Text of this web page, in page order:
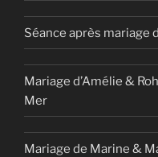
Séance après mariage
Mariage d’Amélie &
Mer
Mariage de Marine &